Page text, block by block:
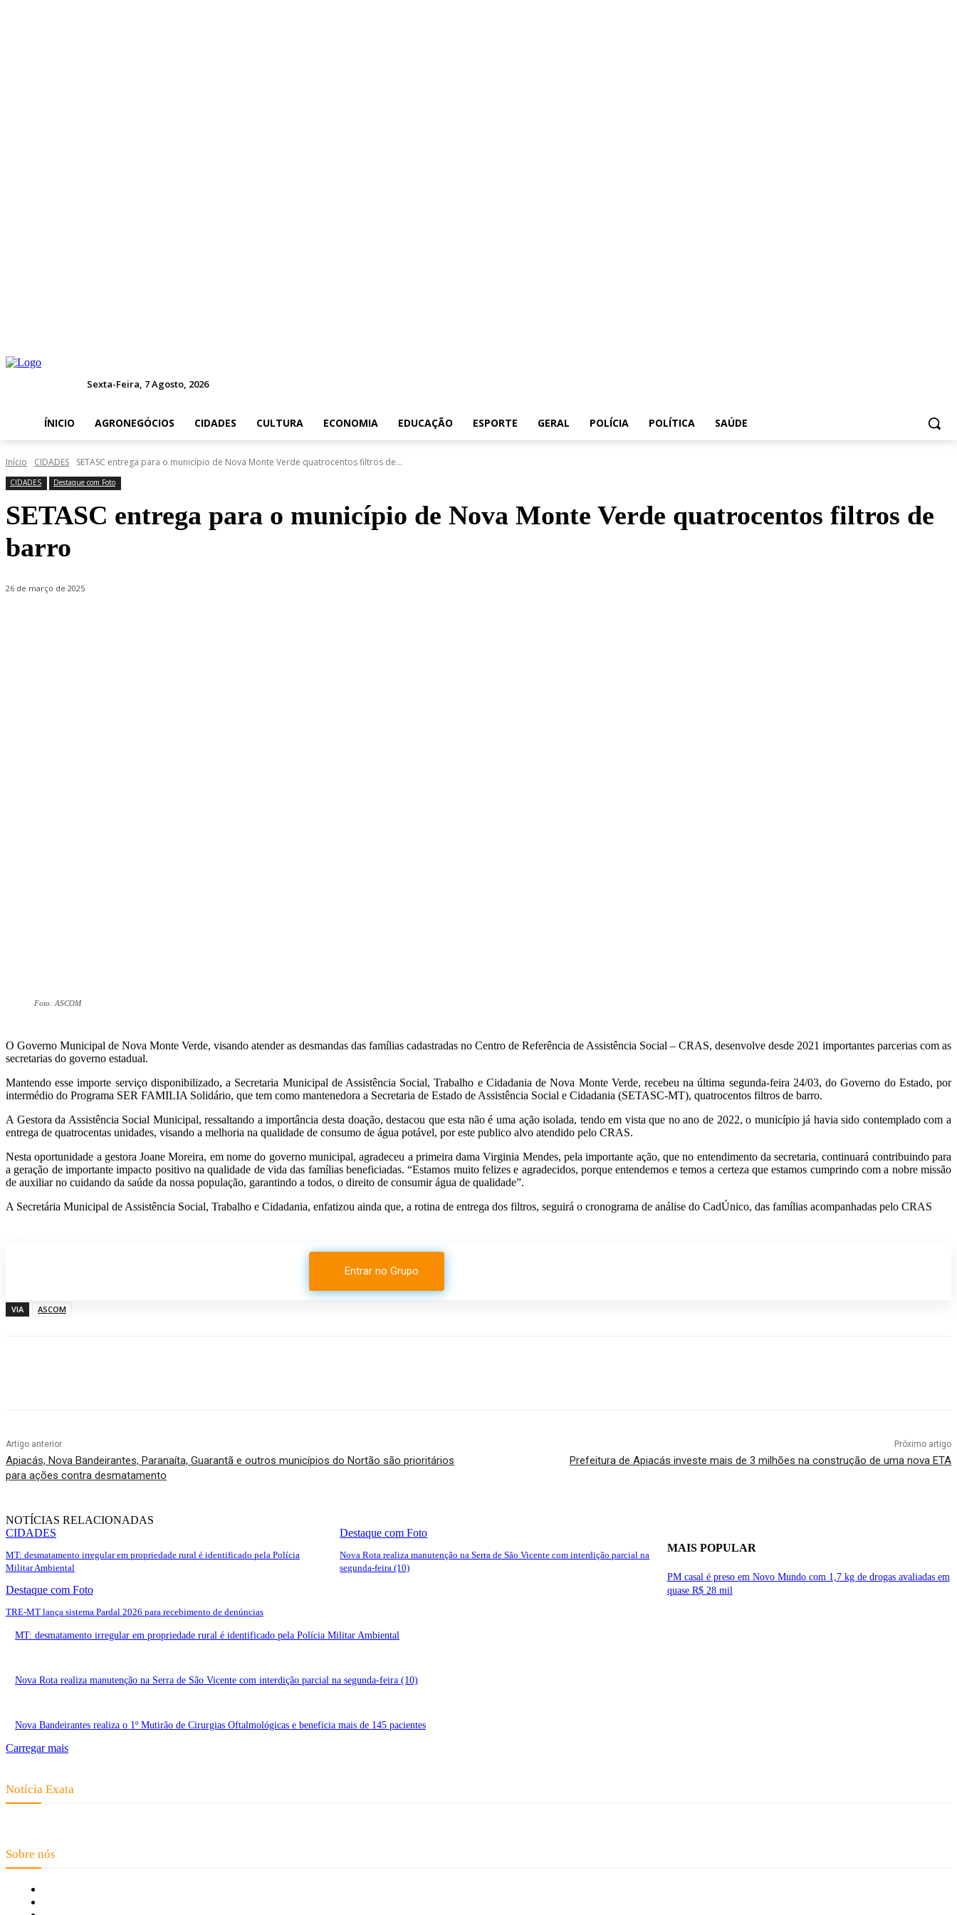
Sexta-Feira, 7 Agosto, 2026
ÍNICIO AGRONEGÓCIOS CIDADES CULTURA ECONOMIA EDUCAÇÃO ESPORTE GERAL POLÍCIA POLÍTICA SAÚDE
Início CIDADES SETASC entrega para o município de Nova Monte Verde quatrocentos filtros de...
CIDADES Destaque com Foto
SETASC entrega para o município de Nova Monte Verde quatrocentos filtros de
barro
26 de março de 2025
Foto: ASCOM
O Governo Municipal de Nova Monte Verde, visando atender as desmandas das famílias cadastradas no Centro de Referência de Assistência Social – CRAS, desenvolve desde 2021 importantes parcerias com as
secretarias do governo estadual.
Mantendo esse importe serviço disponibilizado, a Secretaria Municipal de Assistência Social, Trabalho e Cidadania de Nova Monte Verde, recebeu na última segunda-feira 24/03, do Governo do Estado, por
intermédio do Programa SER FAMILIA Solidário, que tem como mantenedora a Secretaria de Estado de Assistência Social e Cidadania (SETASC-MT), quatrocentos filtros de barro.
A Gestora da Assistência Social Municipal, ressaltando a importância desta doação, destacou que esta não é uma ação isolada, tendo em vista que no ano de 2022, o município já havia sido contemplado com a
entrega de quatrocentas unidades, visando a melhoria na qualidade de consumo de água potável, por este publico alvo atendido pelo CRAS.
Nesta oportunidade a gestora Joane Moreira, em nome do governo municipal, agradeceu a primeira dama Virginia Mendes, pela importante ação, que no entendimento da secretaria, continuará contribuindo para
a geração de importante impacto positivo na qualidade de vida das famílias beneficiadas. “Estamos muito felizes e agradecidos, porque entendemos e temos a certeza que estamos cumprindo com a nobre missão
de auxiliar no cuidando da saúde da nossa população, garantindo a todos, o direito de consumir água de qualidade”.
A Secretária Municipal de Assistência Social, Trabalho e Cidadania, enfatizou ainda que, a rotina de entrega dos filtros, seguirá o cronograma de análise do CadÚnico, das famílias acompanhadas pelo CRAS
Entrar no Grupo
VIA ASCOM
Artigo anterior
Apiacás, Nova Bandeirantes, Paranaíta, Guarantã e outros municípios do Nortão são prioritários
para ações contra desmatamento
Próximo artigo
Prefeitura de Apiacás investe mais de 3 milhões na construção de uma nova ETA
NOTÍCIAS RELACIONADAS
CIDADES
MT: desmatamento irregular em propriedade rural é identificado pela Polícia
Militar Ambiental
Destaque com Foto
Nova Rota realiza manutenção na Serra de São Vicente com interdição parcial na
segunda-feira (10)
Destaque com Foto
TRE-MT lança sistema Pardal 2026 para recebimento de denúncias
MAIS POPULAR
PM casal é preso em Novo Mundo com 1,7 kg de drogas avaliadas em
quase R$ 28 mil
MT: desmatamento irregular em propriedade rural é identificado pela Polícia Militar Ambiental
Nova Rota realiza manutenção na Serra de São Vicente com interdição parcial na segunda-feira (10)
Nova Bandeirantes realiza o 1º Mutirão de Cirurgias Oftalmológicas e beneficia mais de 145 pacientes
Carregar mais
Notícia Exata
Sobre nós